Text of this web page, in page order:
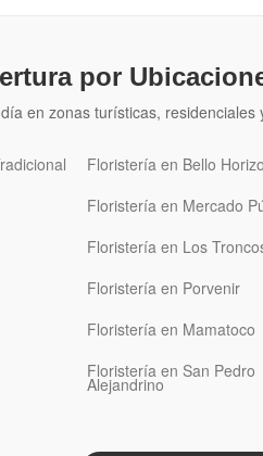
por
en zonas turísticas,
Floristería en Bello
Floristería en Mercado
Floristería en Los
Floristería en Porvenir
Floristería en Mamatoco
Floristería en San Pedro
Alejandrino